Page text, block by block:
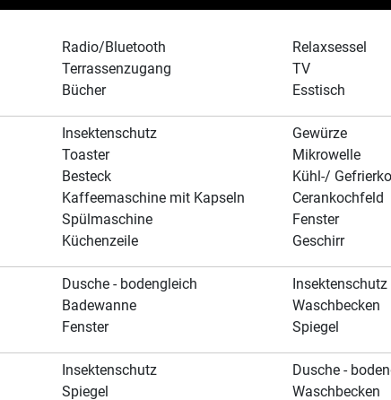
Radio/Bluetooth Relaxsessel
Terrassenzugang
TV
Bücher
Esstisch
Insektenschutz Gewürze
Toaster
Mikrowelle
Besteck
Kühl-/
Kaffeemaschine mit Kapseln
Cerankochfeld
Spülmaschine
Fenster
Küchenzeile
Geschirr
Dusche - bodengleich Insektenschutz
Badewanne
Waschbecken
Fenster
Spiegel
Insektenschutz Dusche -
Spiegel
Waschbecken